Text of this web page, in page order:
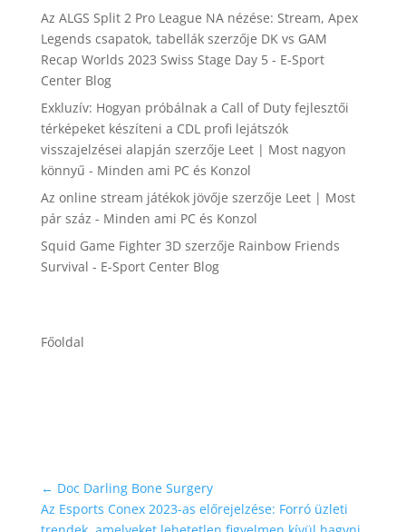
Az ALGS Split 2 Pro League NA nézése: Stream, Apex
Legends csapatok, tabellákszerzője DK vs GAM
Recap Worlds 2023 Swiss Stage Day 5 - E-Sport
Center Blog
Exkluzív: Hogyan próbálnak a Call of Duty fejlesztői
térképeket készíteni a CDL profi lejátszók
visszajelzései alapján szerzője Leet | Most nagyon
könnyű - Minden ami PC és Konzol
Az online stream játékok jövője szerzője Leet | Most
pár száz - Minden ami PC és Konzol
Squid Game Fighter 3Dszerzője Rainbow Friends
Survival - E-Sport Center Blog
Főoldal
← Doc Darling Bone Surgery
Az Esports Conex 2023-as előrejelzése: Forró üzleti